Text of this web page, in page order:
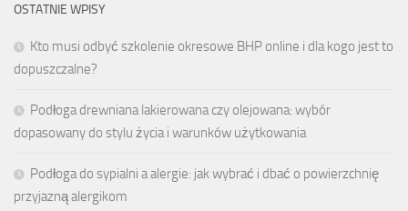
OSTATNIE WPISY
Kto musi odbyć szkolenie okresowe BHP online i dla kogo jest to
dopuszczalne?
Podłoga drewniana lakierowana czy olejowana: wybór
dopasowany do stylu życia i warunków użytkowania
Podłoga do sypialni a alergie: jak wybrać i dbać o powierzchnię
przyjazną alergikom